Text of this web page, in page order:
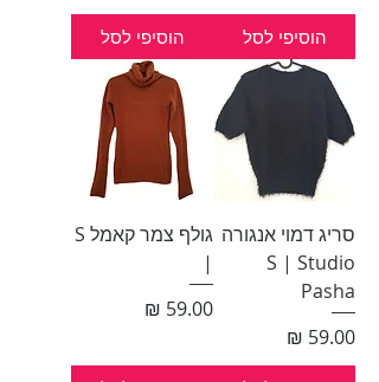
הוסיפי לסל הוסיפי לסל
סריג דמוי אנגורה
S | Studio
Pasha
מחיר
גולף צמר קאמל S
|
מחיר